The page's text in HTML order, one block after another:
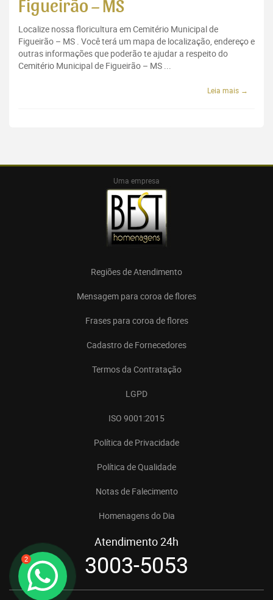
2
Figueirão – MS
Localize nossa floricultura em Cemitério Municipal de
Figueirão – MS . Você terá um mapa de localização, endereço e
outras informações que poderão te ajudar a respeito do
Cemitério Municipal de Figueirão – MS ...
Leia mais →
Uma empresa
Regiões de Atendimento
Mensagem para coroa de flores
Frases para coroa de flores
Cadastro de Fornecedores
Termos da Contratação
LGPD
ISO 9001:2015
Política de Privacidade
Política de Qualidade
Notas de Falecimento
Homenagens do Dia
Atendimento 24h
3003-5053